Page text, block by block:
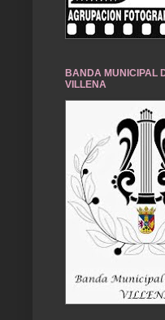
BANDA MUNICIPAL
VILLENA